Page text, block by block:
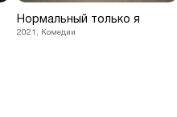
Нормальный только я
2021, Комедии